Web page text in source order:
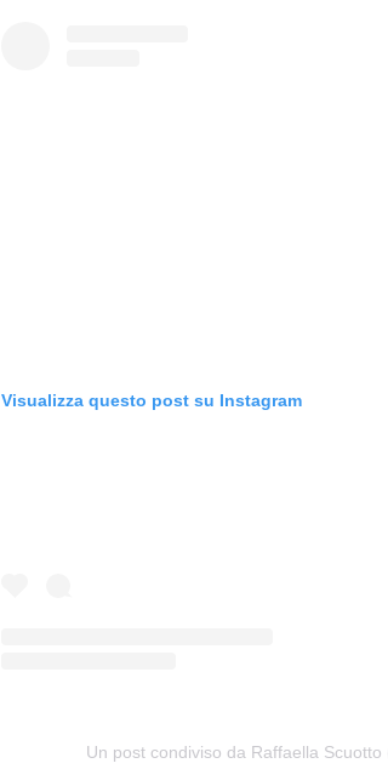
Visualizza questo post su Instagram
Un post condiviso da Raffaella